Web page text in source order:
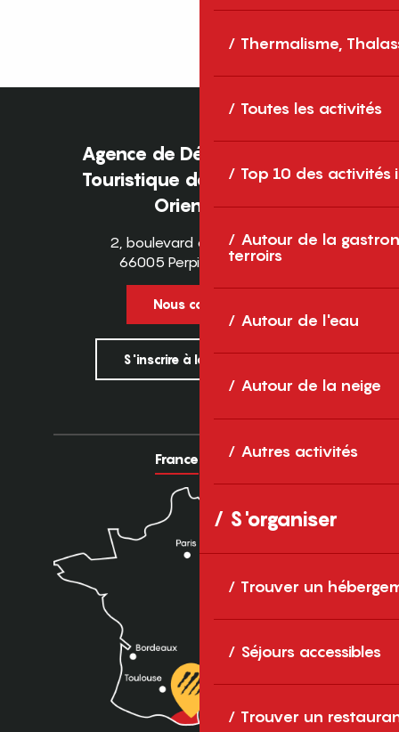
Thermalisme,
Toutes les activités
Top 10 des activités
Autour de la
terroirs
Autour de l'eau
Autour de la neige
Autres activités
S'organiser
Trouver un
Séjours accessibles
Trouver un
famille tout au long...
Agence de Développement
Touristique des Pyrénées-
Orientales
2, boulevard des Pyrénées
66005 Perpignan Cedex
Nous contacter
S'inscrire à la newsletter
France Europe